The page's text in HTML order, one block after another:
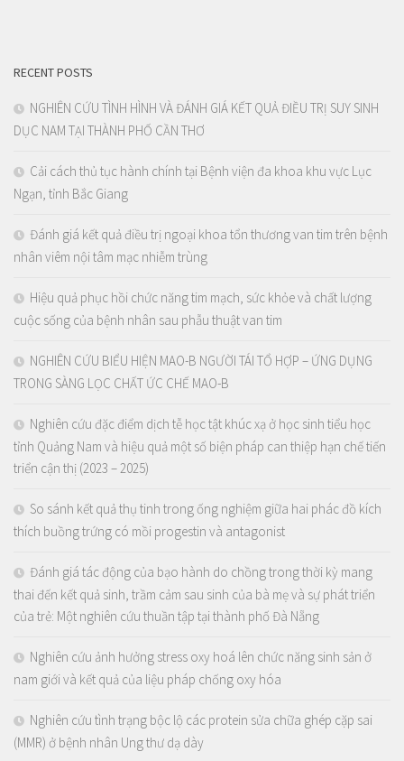
RECENT POSTS
NGHIÊN CỨU TÌNH HÌNH VÀ ĐÁNH GIÁ KẾT QUẢ ĐIỀU TRỊ SUY SINH
DỤC NAM TẠI THÀNH PHỐ CẦN THƠ
Cải cách thủ tục hành chính tại Bệnh viện đa khoa khu vực Lục
Ngạn, tỉnh Bắc Giang
Đánh giá kết quả điều trị ngoại khoa tổn thương van tim trên bệnh
nhân viêm nội tâm mạc nhiễm trùng
Hiệu quả phục hồi chức năng tim mạch, sức khỏe và chất lượng
cuộc sống của bệnh nhân sau phẫu thuật van tim
NGHIÊN CỨU BIỂU HIỆN MAO-B NGƯỜI TÁI TỔ HỢP – ỨNG DỤNG
TRONG SÀNG LỌC CHẤT ỨC CHẾ MAO-B
Nghiên cứu đặc điểm dịch tễ học tật khúc xạ ở học sinh tiểu học
tỉnh Quảng Nam và hiệu quả một số biện pháp can thiệp hạn chế tiến
triển cận thị (2023 – 2025)
So sánh kết quả thụ tinh trong ống nghiệm giữa hai phác đồ kích
thích buồng trứng có mồi progestin và antagonist
Đánh giá tác động của bạo hành do chồng trong thời kỳ mang
thai đến kết quả sinh, trầm cảm sau sinh của bà mẹ và sự phát triển
của trẻ: Một nghiên cứu thuần tập tại thành phố Đà Nẵng
Nghiên cứu ảnh hưởng stress oxy hoá lên chức năng sinh sản ở
nam giới và kết quả của liệu pháp chống oxy hóa
Nghiên cứu tình trạng bộc lộ các protein sửa chữa ghép cặp sai
(MMR) ở bệnh nhân Ung thư dạ dày